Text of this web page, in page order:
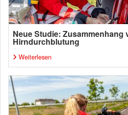
Neue Studie:
Hirndurchblutung
Weiterlesen